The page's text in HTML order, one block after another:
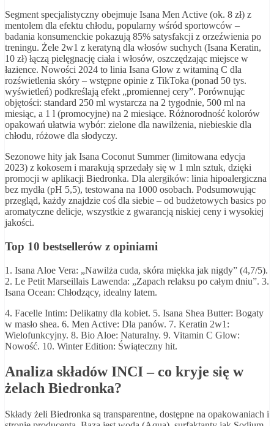
Segment specjalistyczny obejmuje Isana Men Active (ok. 8 zł) z
mentolem dla efektu chłodu, popularny wśród sportowców –
badania konsumenckie pokazują 85% satysfakcji z orzeźwienia po
treningu. Żele 2w1 z keratyną dla włosów suchych (Isana Keratin,
10 zł) łączą pielęgnację ciała i włosów, oszczędzając miejsce w
łazience. Nowości 2024 to linia Isana Glow z witaminą C dla
rozświetlenia skóry – wstępne opinie z TikToka (ponad 50 tys.
wyświetleń) podkreślają efekt „promiennej cery”. Porównując
objętości: standard 250 ml wystarcza na 2 tygodnie, 500 ml na
miesiąc, a 1 l (promocyjne) na 2 miesiące. Różnorodność kolorów
opakowań ułatwia wybór: zielone dla nawilżenia, niebieskie dla
chłodu, różowe dla słodyczy.
Sezonowe hity jak Isana Coconut Summer (limitowana edycja
2023) z kokosem i marakują sprzedały się w 1 mln sztuk, dzięki
promocji w aplikacji Biedronka. Dla alergików: linia hipoalergiczna
bez mydła (pH 5,5), testowana na 1000 osobach. Podsumowując
przegląd, każdy znajdzie coś dla siebie – od budżetowych basics po
aromatyczne delicje, wszystkie z gwarancją niskiej ceny i wysokiej
jakości.
Top 10 bestsellerów z opiniami
1. Isana Aloe Vera: „Nawilża cuda, skóra miękka jak nigdy” (4,7/5).
2. Le Petit Marseillais Lawenda: „Zapach relaksu po całym dniu”. 3.
Isana Ocean: Chłodzący, idealny latem.
4. Facelle Intim: Delikatny dla kobiet. 5. Isana Shea Butter: Bogaty
w masło shea. 6. Men Active: Dla panów. 7. Keratin 2w1:
Wielofunkcyjny. 8. Bio Aloe: Naturalny. 9. Vitamin C Glow:
Nowość. 10. Winter Edition: Świąteczny hit.
Analiza składów INCI – co kryje się w
żelach Biedronka?
Składy żeli Biedronka są transparentne, dostępne na opakowaniach i